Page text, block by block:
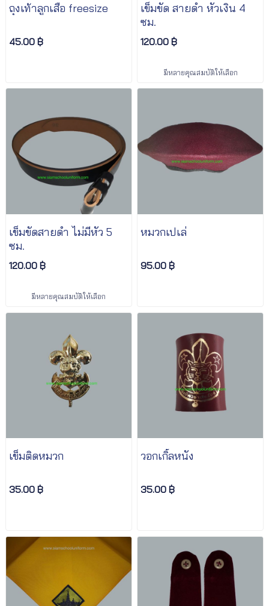
ถุงเท้าลูกเสือ freesize
45.00 ฿
เข็มขัด สายดำ หัวเงิน 4
ซม.
120.00 ฿
มีหลายคุณสมบัติให้เลือก
เข็มขัดสายดำ ไม่มีหัว 5
ซม.
120.00 ฿
มีหลายคุณสมบัติให้เลือก
หมวกเปเล่
95.00 ฿
เข็มติดหมวก
35.00 ฿
วอกเกิ้ลหนัง
35.00 ฿